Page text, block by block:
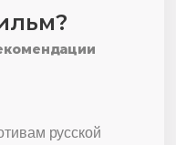
русской